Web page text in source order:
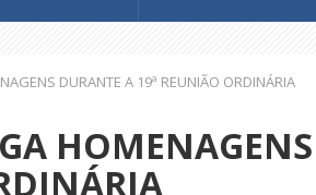
DURANTE A 19ª REUNIÃO ORDINÁRIA